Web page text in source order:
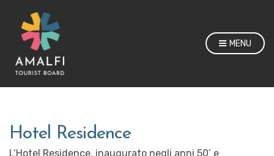
MENU
Hotel Residence
L’Hotel Residence, inaugurato negli anni 50’ e